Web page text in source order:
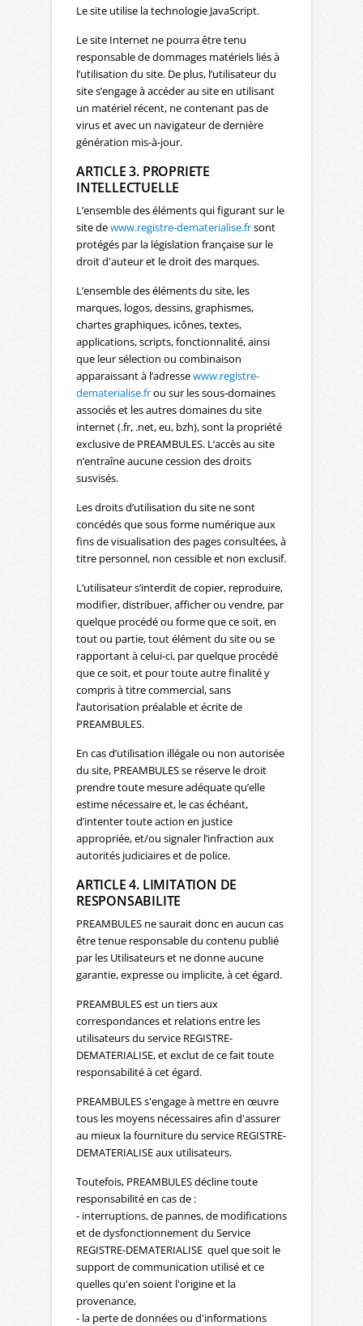
Le site utilise la technologie JavaScript.
Le site Internet ne pourra être tenu
responsable de dommages matériels liés à
l’utilisation du site. De plus, l’utilisateur du
site s’engage à accéder au site en utilisant
un matériel récent, ne contenant pas de
virus et avec un navigateur de dernière
génération mis-à-jour.
ARTICLE 3. PROPRIETE
INTELLECTUELLE
L’ensemble des éléments qui figurant sur le
site dewww.registre-dematerialise.frsont
protégés par la législation française sur le
droit d'auteur et le droit des marques.
L’ensemble des éléments du site, les
marques, logos, dessins, graphismes,
chartes graphiques, icônes, textes,
applications, scripts, fonctionnalité, ainsi
que leur sélection ou combinaison
apparaissant à l’adressewww.registre-
dematerialise.frou sur les sous-domaines
associés et les autres domaines du site
internet (.fr, .net, eu, bzh), sont la propriété
exclusive de PREAMBULES. L’accès au site
n’entraîne aucune cession des droits
susvisés.
Les droits d’utilisation du site ne sont
concédés que sous forme numérique aux
fins de visualisation des pages consultées, à
titre personnel, non cessible et non exclusif.
L’utilisateur s’interdit de copier, reproduire,
modifier, distribuer, afficher ou vendre, par
quelque procédé ou forme que ce soit, en
tout ou partie, tout élément du site ou se
rapportant à celui-ci, par quelque procédé
que ce soit, et pour toute autre finalité y
compris à titre commercial, sans
l’autorisation préalable et écrite de
PREAMBULES.
En cas d’utilisation illégale ou non autorisée
du site, PREAMBULES se réserve le droit
prendre toute mesure adéquate qu’elle
estime nécessaire et, le cas échéant,
d’intenter toute action en justice
appropriée, et/ou signaler l’infraction aux
autorités judiciaires et de police.
ARTICLE 4. LIMITATION DE
RESPONSABILITE
PREAMBULES ne saurait donc en aucun cas
être tenue responsable du contenu publié
par les Utilisateurs et ne donne aucune
garantie, expresse ou implicite, à cet égard.
PREAMBULES est un tiers aux
correspondances et relations entre les
utilisateurs du service REGISTRE-
DEMATERIALISE, et exclut de ce fait toute
responsabilité à cet égard.
PREAMBULES s'engage à mettre en œuvre
tous les moyens nécessaires afin d'assurer
au mieux la fourniture du service REGISTRE-
DEMATERIALISE aux utilisateurs.
Toutefois, PREAMBULES décline toute
responsabilité en cas de :
- interruptions, de pannes, de modifications
et de dysfonctionnement du Service
REGISTRE-DEMATERIALISE quel que soit le
support de communication utilisé et ce
quelles qu'en soient l'origine et la
provenance,
- la perte de données ou d'informations